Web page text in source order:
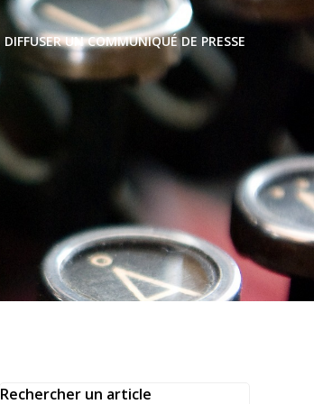
DIFFUSER UN COMMUNIQUÉ DE PRESSE
Rechercher un article